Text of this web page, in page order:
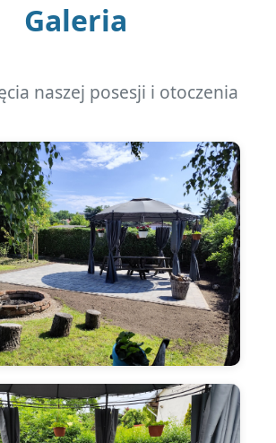
Galeria
naszej posesji i otoczenia